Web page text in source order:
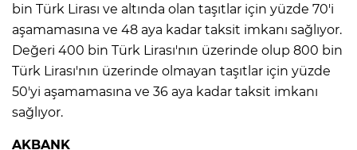
bin Türk Lirası ve altında olan taşıtlar için yüzde 70'i
aşamamasına ve 48 aya kadar taksit imkanı sağlıyor.
Değeri 400 bin Türk Lirası'nın üzerinde olup 800 bin
Türk Lirası'nın üzerinde olmayan taşıtlar için yüzde
50'yi aşamamasına ve 36 aya kadar taksit imkanı
sağlıyor.
AKBANK